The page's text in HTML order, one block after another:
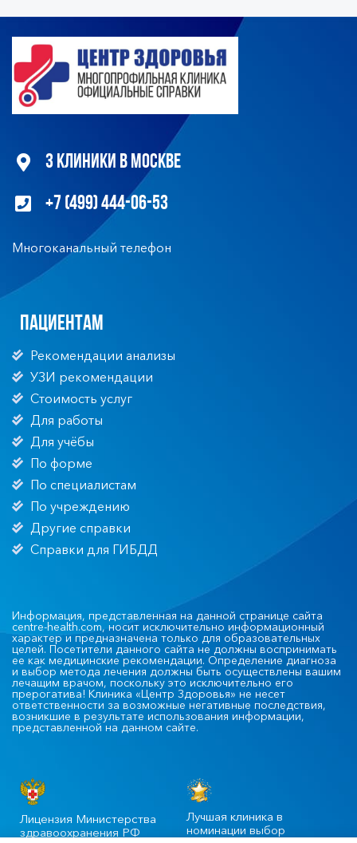
3 клиники в Москве
+7 (499) 444-06-53
Многоканальный телефон
Пациентам
Рекомендации анализы
УЗИ рекомендации
Стоимость услуг
Для работы
Для учёбы
По форме
По специалистам
По учреждению
Другие справки
Справки для ГИБДД
Информация, представленная на данной странице сайта
centre-health.com, носит исключительно информационный
характер и предназначена только для образовательных
целей. Посетители данного сайта не должны воспринимать
ее как медицинские рекомендации. Определение диагноза
и выбор метода лечения должны быть осуществлены вашим
лечащим врачом, поскольку это исключительно его
прерогатива! Клиника «Центр Здоровья» не несет
ответственности за возможные негативные последствия,
возникшие в результате использования информации,
представленной на данном сайте.
Лицензия Министерства
здравоохранения РФ
Лучшая клиника в
номинации выбор